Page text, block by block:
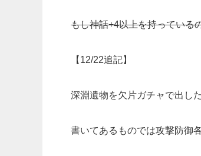
もし神話+4以上を持っている
【12/22追記】
深淵遺物を欠片ガチャで出し
書いてあるものでは攻撃防御